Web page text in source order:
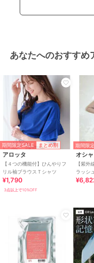
あなたへのおすすめ
期間限定SALE まとめ割
アロッタ
【４つの機能付】ひんやりフ
リル袖ブラウスＴシャツ
¥1,790
3点以上で10%OFF
期間限
オシ
【紫外
ラッシ
き タン